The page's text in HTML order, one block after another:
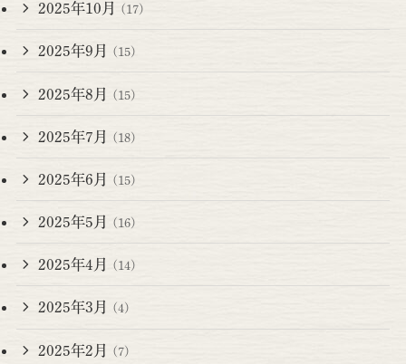
2025年10月 (17)
2025年9月 (15)
2025年8月 (15)
2025年7月 (18)
2025年6月 (15)
2025年5月 (16)
2025年4月 (14)
2025年3月 (4)
2025年2月 (7)